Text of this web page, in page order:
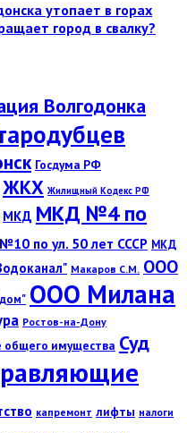
утопает в горах
город в свалку?
Волгодонка
Госдума РФ
ЖКХ Жилищный Кодекс РФ
МКД МКД №4 по
по ул. 50 лет СССР МКД
Макаров С.М. ООО
ООО Милана
Ростов-на-Дону
имущества Суд
капремонт лифты налоги